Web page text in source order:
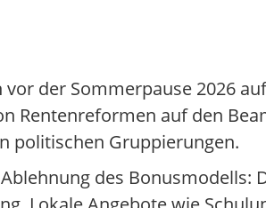
der Sommerpause 2026
Rentenreformen auf den
politischen Gruppierungen.
des Bonusmodells: